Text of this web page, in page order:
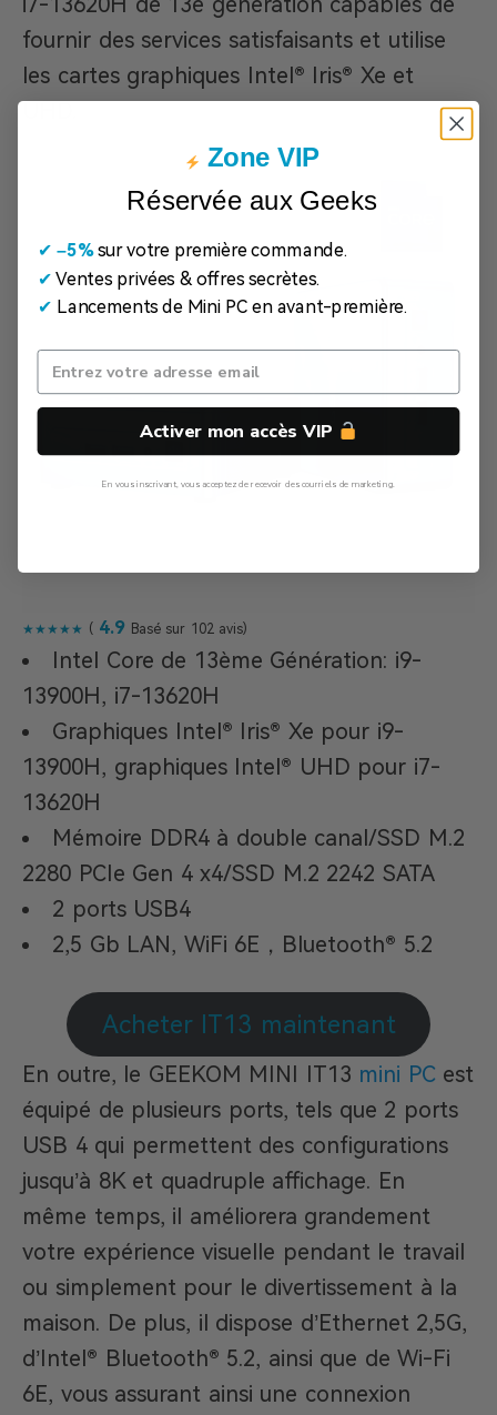
fournir des services satisfaisants et utilise
les cartes graphiques Intel® Iris® Xe et
★★★★★ (4.9 Basé sur 102 avis)
Intel Core de 13ème Génération: i9-
13900H, i7-13620H
Graphiques Intel® Iris® Xe pour i9-
13900H, graphiques Intel® UHD pour i7-
13620H
Mémoire DDR4 à double canal/SSD M.2
2280 PCIe Gen 4 x4/SSD M.2 2242 SATA
2 ports USB4
2,5 Gb LAN, WiFi 6E，Bluetooth® 5.2
Acheter IT13 maintenant
En outre, le GEEKOM MINI IT13 mini PC est
équipé de plusieurs ports, tels que 2 ports
USB 4 qui permettent des configurations
jusqu’à 8K et quadruple affichage. En
même temps, il améliorera grandement
votre expérience visuelle pendant le travail
ou simplement pour le divertissement à la
maison. De plus, il dispose d’Ethernet 2,5G,
d’Intel® Bluetooth® 5.2, ainsi que de Wi-Fi
6E, vous assurant ainsi une connexion
Zone VIP
Réservée aux Geeks
✔ ​–5%sur votre première commande.
✔ Ventes privées & offres secrètes.
✔ Lancements de Mini PC en avant-première.
Activer mon accès VIP
En vous inscrivant, vous acceptez de recevoir des courriels de marketing.